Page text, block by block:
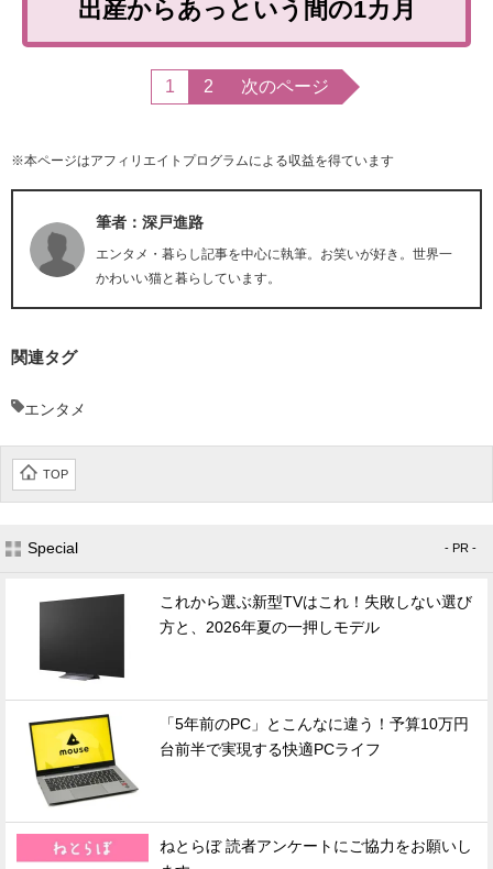
出産からあっという間の1カ月
1 2 次のページ
※本ページはアフィリエイトプログラムによる収益を得ています
筆者：深戸進路
エンタメ・暮らし記事を中心に執筆。お笑いが好き。世界一
かわいい猫と暮らしています。
関連タグ
エンタメ
TOP
Special - PR -
これから選ぶ新型TVはこれ！失敗しない選び
方と、2026年夏の一押しモデル
「5年前のPC」とこんなに違う！予算10万円
台前半で実現する快適PCライフ
ねとらぼ 読者アンケートにご協力をお願いし